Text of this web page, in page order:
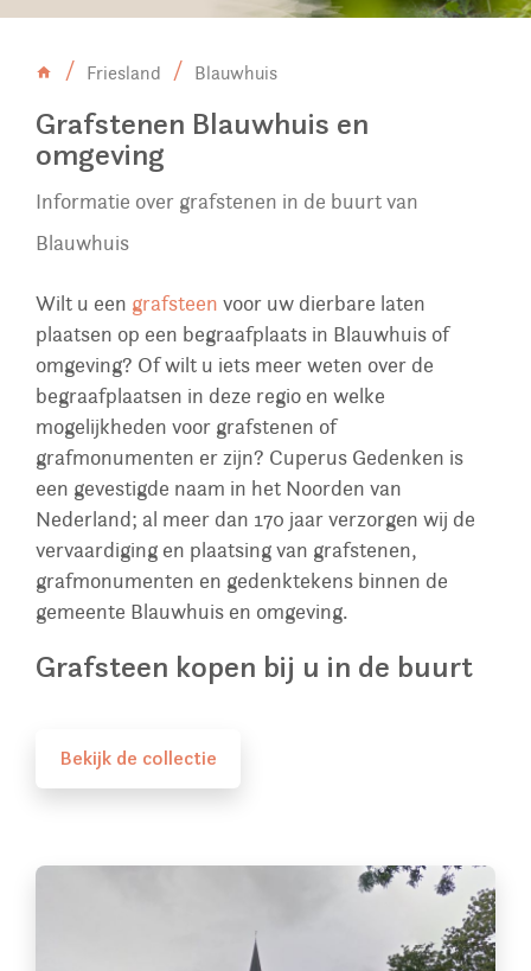
Friesland Blauwhuis
Grafstenen Blauwhuis en
omgeving
Informatie over grafstenen in de buurt van
Blauwhuis
Wilt u een grafsteen voor uw dierbare laten
plaatsen op een begraafplaats in Blauwhuis of
omgeving? Of wilt u iets meer weten over de
begraafplaatsen in deze regio en welke
mogelijkheden voor grafstenen of
grafmonumenten er zijn? Cuperus Gedenken is
een gevestigde naam in het Noorden van
Nederland; al meer dan 170 jaar verzorgen wij de
vervaardiging en plaatsing van grafstenen,
grafmonumenten en gedenktekens binnen de
gemeente Blauwhuis en omgeving.
Grafsteen kopen bij u in de buurt
Bekijk de collectie